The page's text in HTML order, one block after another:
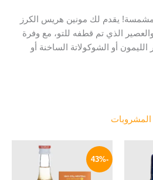
يقدم لك مونين هريس الكرز
الذي تم قطفه للتو، مع وفرة
أو الشوكولاتة الساخنة أو
المشروبات
-43%
580 EGP.
السعر
الحالي
هو:
333 EGP.
هناك
العديد
من